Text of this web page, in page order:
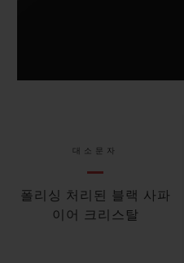
대소문자
폴리싱 처리된 블랙 사파
이어 크리스탈